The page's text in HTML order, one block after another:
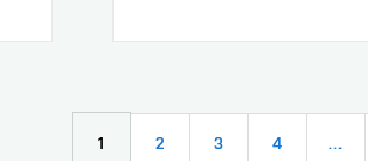
1 2 3 4 …